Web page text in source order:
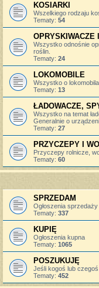
KOSIARKI
Wszelkiego rodzaju
Tematy: 54
OPRYSKIWACZE
Wszystko odnośnie
roślin.
Tematy: 24
LOKOMOBILE
Wszystko o
Tematy: 13
ŁADOWACZE,
Wszystko na temat
Generalnie o
Tematy: 27
PRZYCZEPY I
Przyczepy rolnicze,
Tematy: 60
SPRZEDAM
Ogłoszenia sprzedaży
Tematy: 337
KUPIĘ
Ogłoszenia kupna
Tematy: 1065
POSZUKUJĘ
Jeśli kogoś lub czegoś
Tematy: 452